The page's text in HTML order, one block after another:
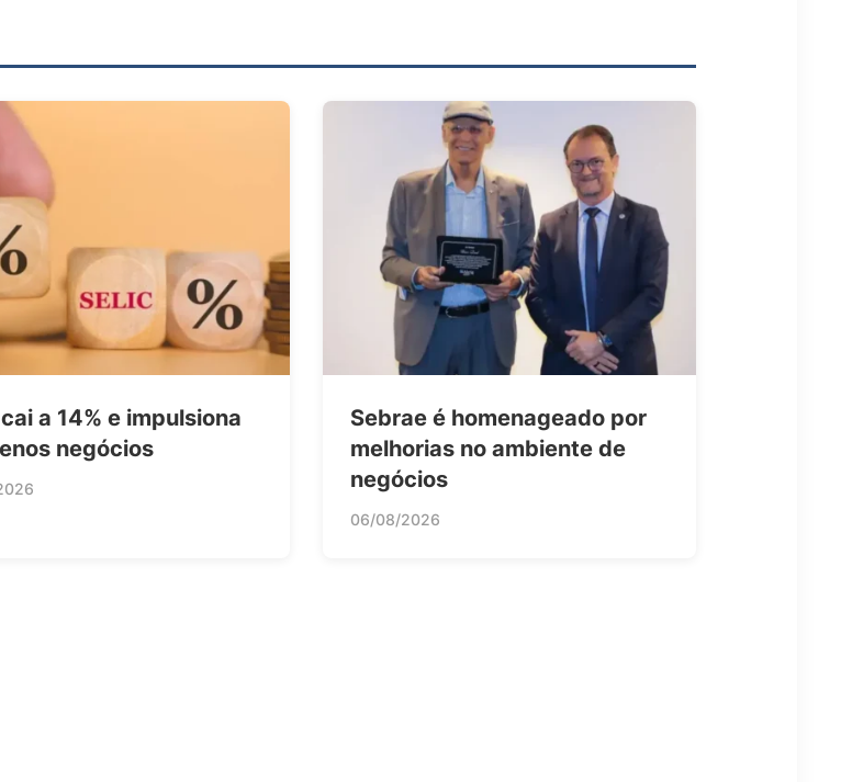
a 14% e impulsiona
negócios
Sebrae é homenageado por
melhorias no ambiente de
negócios
06/08/2026